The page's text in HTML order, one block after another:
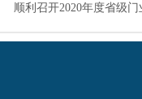
7.9%！
顺利召开2020年度省级